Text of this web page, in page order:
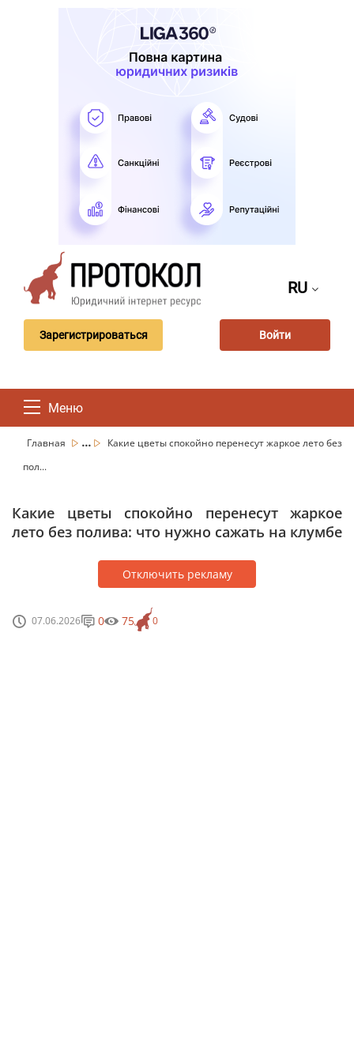
RU
Зарегистрироваться Войти
Меню
Главная ...
Какие цветы спокойно перенесут жаркое лето без
пол...
Какие цветы спокойно перенесут жаркое
лето без полива: что нужно сажать на клумбе
Отключить рекламу
07.06.2026 0
0 75